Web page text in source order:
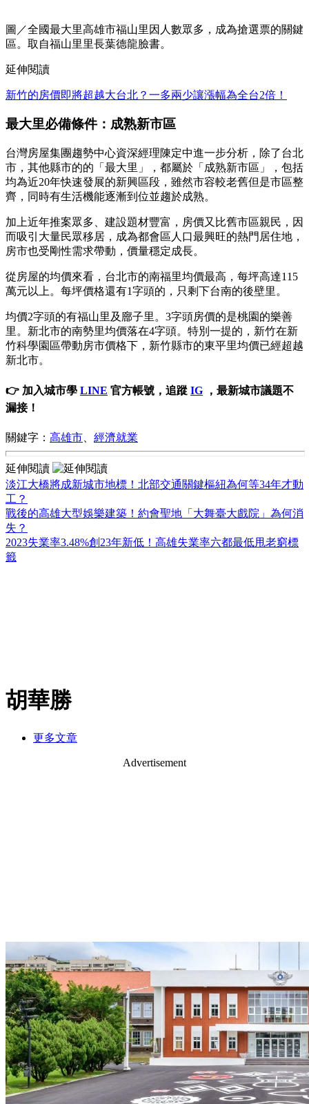
圖／全國最大里高雄市福山里因人數眾多，成為搶選票的關鍵
區。取自福山里里長葉德龍臉書。
延伸閱讀
新竹的房價即將超越大台北？一多兩少讓漲幅為全台2倍！
最大里必備條件：成熟新市區
台灣房屋集團趨勢中心資深經理陳定中進一步分析，除了台北
市，其他縣市的的「最大里」，都屬於「成熟新市區」，包括
均為近20年快速發展的新興區段，雖然市容較老舊但是市區整
齊，同時有生活機能逐漸到位並趨於成熟。
加上近年推案眾多、建設題材豐富，房價又比舊市區親民，因
而吸引大量民眾移居，成為都會區人口最興旺的熱門居住地，
房市也受剛性需求帶動，價量穩定成長。
從房屋的均價來看，台北市的南福里均價最高，每坪高達115
萬元以上。每坪價格還有1字頭的，只剩下台南的後壁里。
均價2字頭的有福山里及廍子里。3字頭房價的是桃園的樂善
里。新北市的南勢里均價落在4字頭。特別一提的，新竹在新
竹科學園區帶動房市價格下，新竹縣市的東平里均價已經超越
新北市。
👉 加入城市學 LINE 官方帳號，追蹤 IG ，最新城市議題不
漏接！
關鍵字： 高雄市 經濟就業
延伸閱讀
淡江大橋將成新城市地標！北部交通關鍵樞紐為何等34年才動
工？
戰後的高雄大型娛樂建築！約會聖地「大舞臺大戲院」為何消
失？
2023失業率3.48%創23年新低！高雄失業率六都最低甩老窮標
籤
胡華勝
更多文章
Advertisement